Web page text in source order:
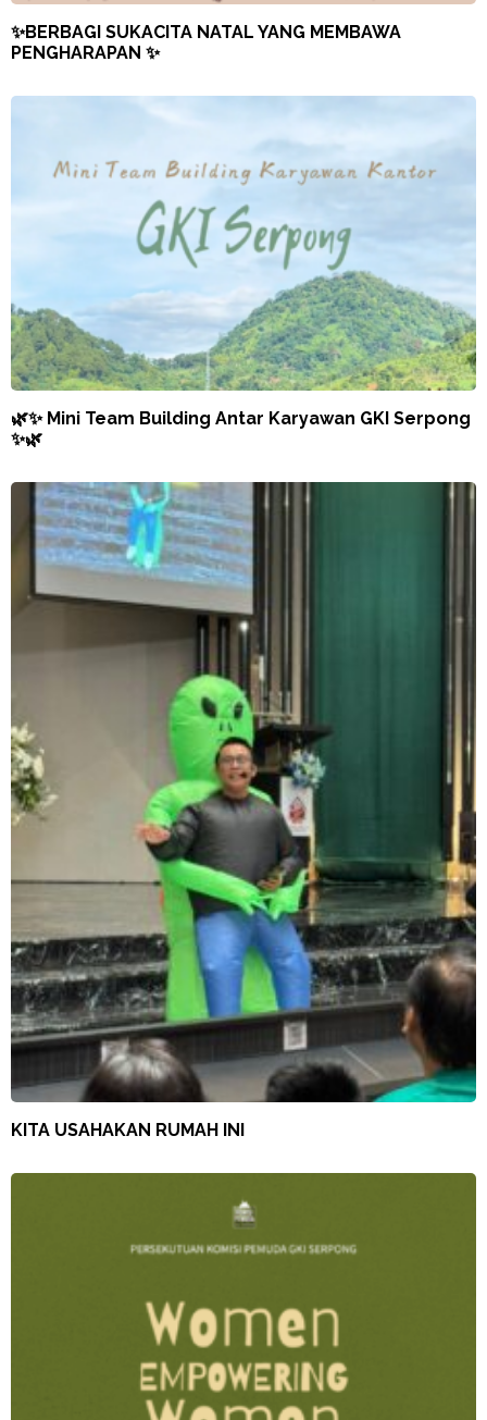
✨BERBAGI SUKACITA NATAL YANG MEMBAWA
PENGHARAPAN ✨
🌿✨ Mini Team Building Antar Karyawan GKI Serpong
✨🌿
KITA USAHAKAN RUMAH INI